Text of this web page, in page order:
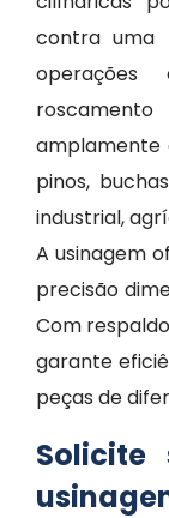
contra uma
operações
amplamente
pinos,
industrial,
A usinagem
precisão
Com
garante
peças de
Solicite